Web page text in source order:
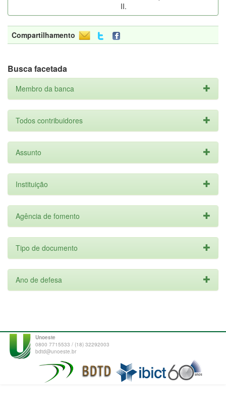
II.
Compartilhamento
Busca facetada
Membro da banca
Todos contribuidores
Assunto
Instituição
Agência de fomento
Tipo de documento
Ano de defesa
Unoeste
0800 7715533 / (18) 32292003
bdtd@unoeste.br